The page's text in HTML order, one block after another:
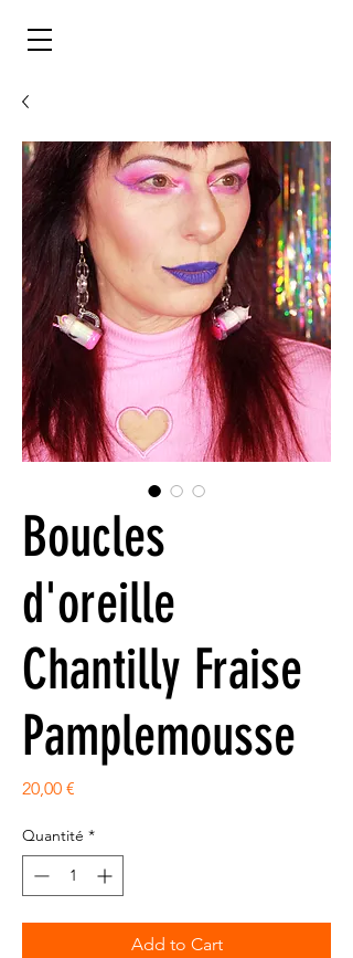
Boucles
d'oreille
Chantilly Fraise
Pamplemousse
20,00 €
Quantité *
Add to Cart